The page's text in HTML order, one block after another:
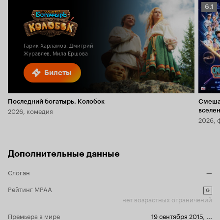
Билеты
Гарик Харламов, Дмитрий
Журавлев, Мила Ершова
Последний богатырь. Колобок
2026, комедия
6.1
6.1
2026,
Дополнительные данные
Слоган
—
Рейтинг MPAA
G
нет возрастных ограничений
Премьера в мире
19 сентября 2015, ...